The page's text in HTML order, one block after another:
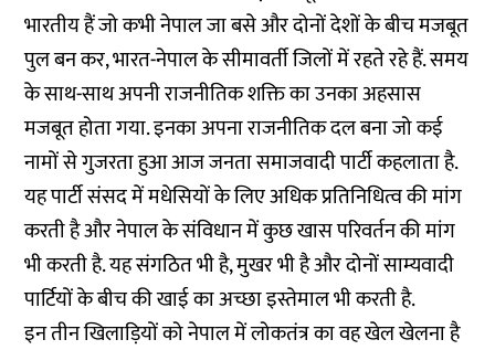
भारतीय हैं जो कभी नेपाल जा बसे और दोनों देशों के बीच मजबूत
पुल बन कर, भारत-नेपाल के सीमावर्ती जिलों में रहते रहे हैं. समय
के साथ-साथ अपनी राजनीतिक शक्ति का उनका अहसास
मजबूत होता गया. इनका अपना राजनीतिक दल बना जो कई
नामों से गुजरता हुआ आज जनता समाजवादी पार्टी कहलाता है.
यह पार्टी संसद में मधेसियों के लिए अधिक प्रतिनिधित्व की मांग
करती है और नेपाल के संविधान में कुछ खास परिवर्तन की मांग
भी करती है. यह संगठित भी है, मुखर भी है और दोनों साम्यवादी
पार्टियों के बीच की खाई का अच्छा इस्तेमाल भी करती है.
इन तीन खिलाड़ियों को नेपाल में लोकतंत्र का वह खेल खेलना है